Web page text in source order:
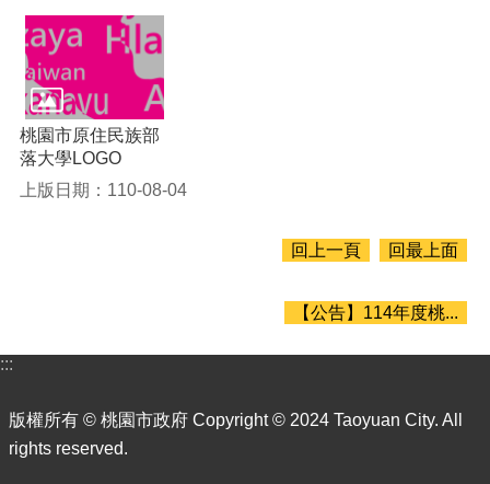
見
問
答
E
n
g
l
箱
園
市
桃園市原住民族部
落大學LOGO
上版日期：110-08-04
回上一頁 回最上面
【公告】114年度桃...
:::
版權所有 © 桃園市政府 Copyright © 2024 Taoyuan City. All
rights reserved.